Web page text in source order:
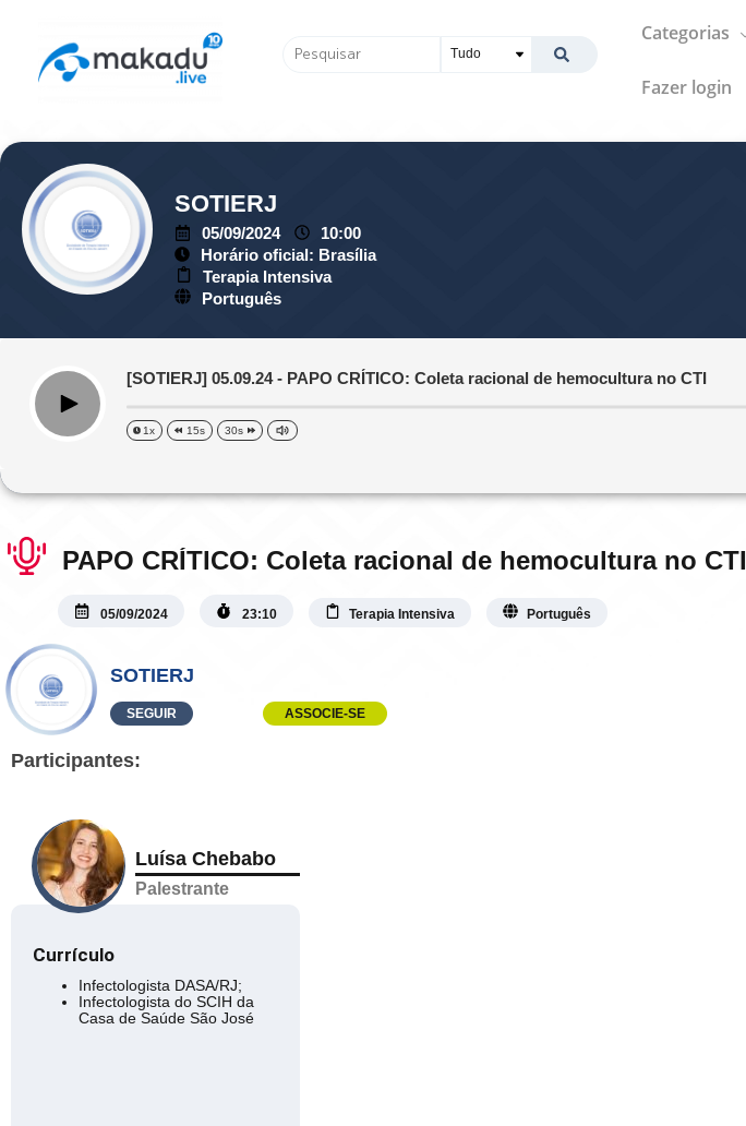
Pesquisar
Categorias
Fazer login
SOTIERJ
05/09/2024
10:00
Horário oficial: Brasília
Terapia Intensiva
Português
Play
[SOTIERJ] 05.09.24 - PAPO CRÍTICO: Coleta racional de hemocultura no CTI
1x 15s 30s
PAPO CRÍTICO: Coleta racional de hemocultura no CTI
05/09/2024 23:10 Terapia Intensiva Português
SOTIERJ
SEGUIR ASSOCIE-SE
Participantes:
Luísa Chebabo
Palestrante
Currículo
Infectologista DASA/RJ;
Infectologista do SCIH da
Casa de Saúde São José